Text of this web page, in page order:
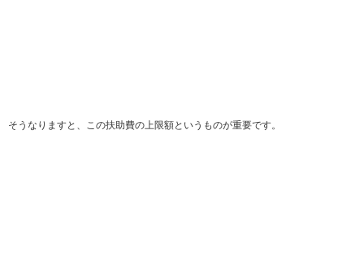
そうなりますと、この扶助費の上限額というものが重要です。